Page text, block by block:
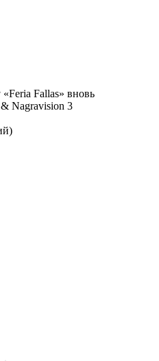
Fallas» вновь
Nagravision 3